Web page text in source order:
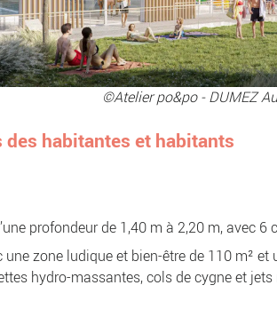
©Atelier po&po - DUMEZ
des habitantes et habitants
profondeur de 1,40 m à 2,20 m, avec 6
zone ludique et bien-être de 110 m²
hydro-massantes, cols de cygne et